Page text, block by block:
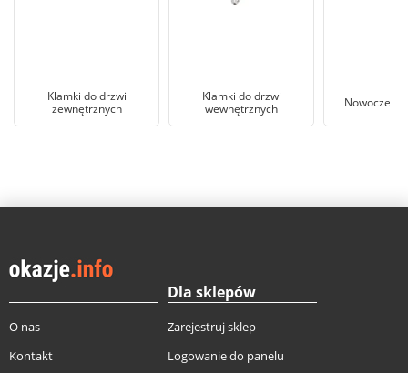
Klamki do drzwi
zewnętrznych
Klamki do drzwi
wewnętrznych
O nas
Kontakt
Dla sklepów
Zarejestruj sklep
Logowanie do panelu